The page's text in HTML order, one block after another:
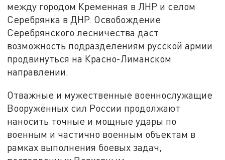
между городом Кременная в ЛНР и селом
Серебрянка в ДНР. Освобождение
Серебрянского лесничества даст
возможность подразделениям русской армии
продвинуться на Красно-Лиманском
направлении.
Отважные и мужественные военнослужащие
Вооружённых сил России продолжают
наносить точные и мощные удары по
военным и частично военным объектам в
рамках выполнения боевых задач,